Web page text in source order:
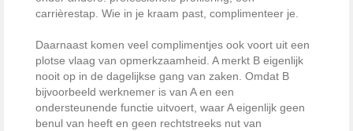
carrièrestap. Wie in je kraam past, complimenteer je.
Daarnaast komen veel complimentjes ook voort uit een
plotse vlaag van opmerkzaamheid. A merkt B eigenlijk
nooit op in de dagelijkse gang van zaken. Omdat B
bijvoorbeeld werknemer is van A en een
ondersteunende functie uitvoert, waar A eigenlijk geen
benul van heeft en geen rechtstreeks nut van